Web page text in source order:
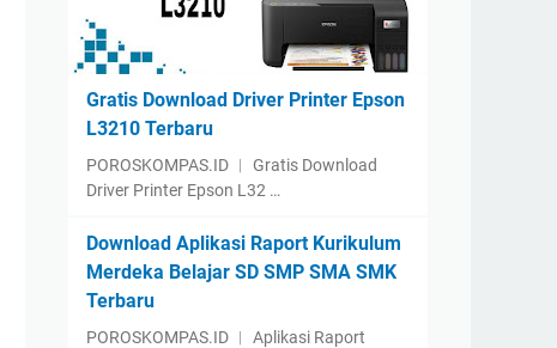
Gratis Download Driver Printer Epson
L3210 Terbaru
POROSKOMPAS.ID ︱ Gratis Download
Driver Printer Epson L32 …
Download Aplikasi Raport Kurikulum
Merdeka Belajar SD SMP SMA SMK
Terbaru
POROSKOMPAS.ID ︱ Aplikasi Raport